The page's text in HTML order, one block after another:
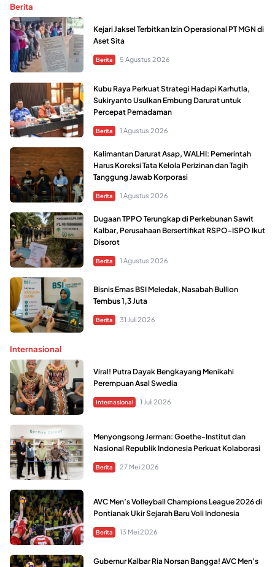
Berita
Kejari Jaksel Terbitkan Izin Operasional PT MGN di
Aset Sita
Berita 5 Agustus 2026
Kubu Raya Perkuat Strategi Hadapi Karhutla,
Sukiryanto Usulkan Embung Darurat untuk
Percepat Pemadaman
Berita 1 Agustus 2026
Kalimantan Darurat Asap, WALHI: Pemerintah
Harus Koreksi Tata Kelola Perizinan dan Tagih
Tanggung Jawab Korporasi
Berita 1 Agustus 2026
Dugaan TPPO Terungkap di Perkebunan Sawit
Kalbar, Perusahaan Bersertifikat RSPO-ISPO Ikut
Disorot
Berita 1 Agustus 2026
Bisnis Emas BSI Meledak, Nasabah Bullion
Tembus 1,3 Juta
Berita 31 Juli 2026
Internasional
Viral! Putra Dayak Bengkayang Menikahi
Perempuan Asal Swedia
Internasional 1 Juli 2026
Menyongsong Jerman: Goethe-Institut dan
Nasional Republik Indonesia Perkuat Kolaborasi
Berita 27 Mei 2026
AVC Men’s Volleyball Champions League 2026 di
Pontianak Ukir Sejarah Baru Voli Indonesia
Berita 13 Mei 2026
Gubernur Kalbar Ria Norsan Bangga! AVC Men’s